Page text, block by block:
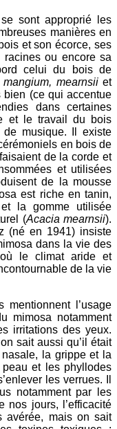
sont approprié les
manières en
et son écorce, ses
ou encore sa
celui du bois de
mangium, mearnsiiet
(ce qui accentue
dans certaines
et le travail du bois
de musique. Il existe
en bois de
de la corde et
et utilisées
de la mousse
est riche en tanin,
la gomme utilisée
(Acacia mearnsii).
(né en 1941) insiste
dans la vie des
où le climat aride et
de la vie
mentionnent l’usage
mimosa notamment
irritations des yeux.
sait aussi qu’il était
la grippe et la
et les phyllodes
les verrues. Il
notamment par les
nos jours, l’efficacité
avérée, mais on sait